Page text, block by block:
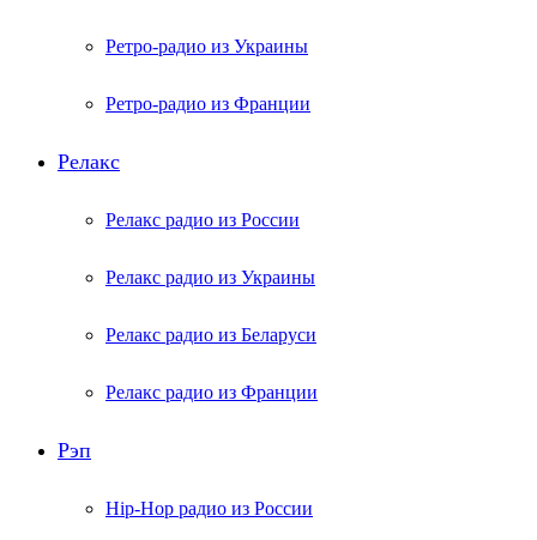
Ретро-радио из Украины
Ретро-радио из Франции
Релакс
Релакс радио из России
Релакс радио из Украины
Релакс радио из Беларуси
Релакс радио из Франции
Рэп
Hip-Hop радио из России